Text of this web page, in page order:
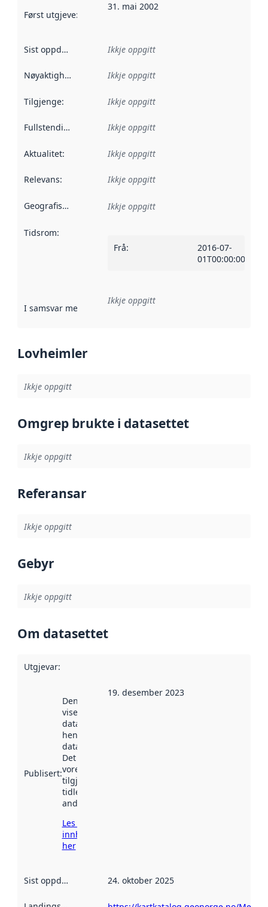
Først utgjeve:
31. mai 2002
Sist oppdatert Ikkje oppgitt
Nøyaktigheit Ikkje oppgitt
Tilgjenge: Ikkje oppgitt
Fullstendigheit Ikkje oppgitt
Aktualitet: Ikkje oppgitt
Relevans: Ikkje oppgitt
Geografisk område Ikkje oppgitt
Tidsrom:
Frå:
2016-07-
01T00:00:00Z
I samsvar med Referanse til ei implementeringsregel eller
Ikkje oppgitt
Lovheimler
Ikkje oppgitt
Omgrep brukte i datasettet
Ikkje oppgitt
Referansar
Ikkje oppgitt
Gebyr
Ikkje oppgitt
Om datasettet
Utgjevar:
Publisert:
Denne datoen
viser når
datasettet vart
henta inn av
data.norge.no.
Det kan ha
vore
tilgjengeleg
tidlegare
andre stader.
Les meir om
innhenting
her
19. desember 2023
Sist oppdatert 24. oktober 2025